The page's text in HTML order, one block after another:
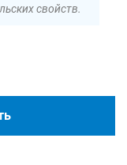
свойств.